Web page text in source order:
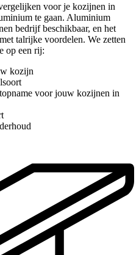
voor je kozijnen in
te gaan. Aluminium
bedrijf beschikbaar, en het
talrijke voordelen. We zetten
op een rij:
kozijn
voor jouw kozijnen in